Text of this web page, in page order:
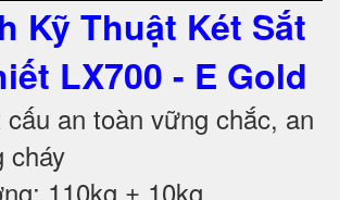
Kỹ Thuật Két Sắt
LX700 - E Gold
cấu an toàn vững chắc, an
cháy
110kg ± 10kg